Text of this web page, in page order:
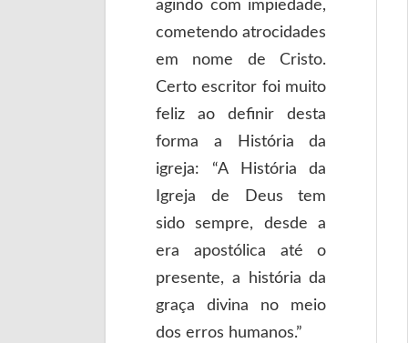
agindo com impiedade,
cometendo atrocidades
em nome de Cristo.
Certo escritor foi muito
feliz ao definir desta
forma a História da
igreja: “A História da
Igreja de Deus tem
sido sempre, desde a
era apostólica até o
presente, a história da
graça divina no meio
dos erros humanos.”